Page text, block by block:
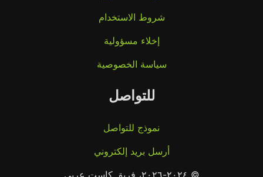
شروط الاستخدام
إخلاء مسؤولية
سياسة الخصوصية
للتواصل
نموذج للتواصل
أرسل بريد إلكتروني
© ٢٠٢٤-٢٠٢٦، فريق كاست عربي